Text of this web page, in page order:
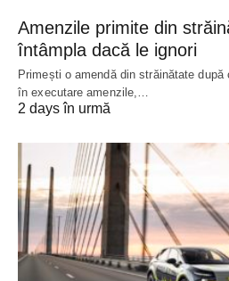
Amenzile primite din
întâmpla dacă le ignori
Primești o amendă din străinătate
în executare amenzile,…
2 days în urmă